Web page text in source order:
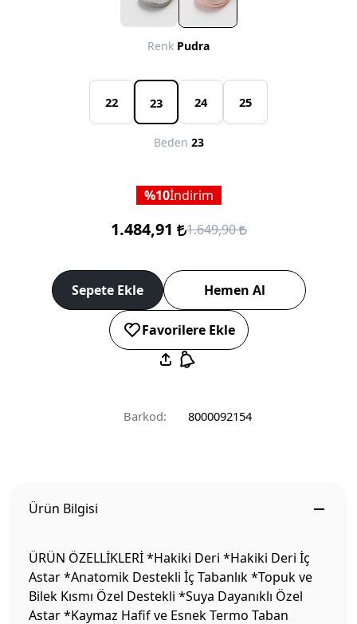
Renk Pudra
22 23 24 25
Beden 23
10İndirim
1.484,91 1.649,90
Sepete Ekle Hemen Al
Favorilere Ekle
Barkod: 8000092154
Ürün Bilgisi
ÜRÜN ÖZELLİKLERİ *Hakiki Deri *Hakiki Deri İç
Astar *Anatomik Destekli İç Tabanlık *Topuk ve
Bilek Kısmı Özel Destekli *Suya Dayanıklı Özel
Astar *Kaymaz Hafif ve Esnek Termo Taban